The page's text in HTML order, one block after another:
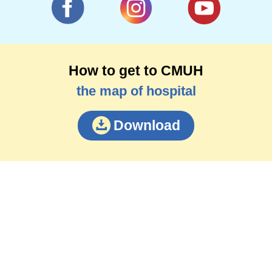
How to get to CMUH
the map of hospital
Download